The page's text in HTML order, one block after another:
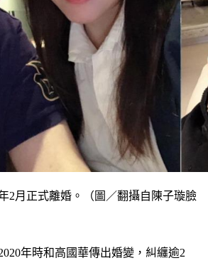
2月正式離婚。（圖／翻攝自陳子璇臉
年時和高國華傳出婚變，糾纏逾2